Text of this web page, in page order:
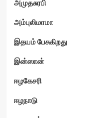
அமுதசுரபி
அம்புலிமாமா
இதயம் பேசுகிறது
இன்ஸான்
ஈழகேசரி
ஈழநாடு